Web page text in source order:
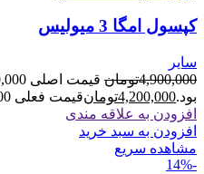
کپسول امگا 3 میولیس
سایر
4,900,000تومان
بود.4,200,000تومانقیمت فعلی 4,200,000تومان است.
افزودن به علاقه مندی
افزودن به سبد خرید
مشاهده سریع
-14%